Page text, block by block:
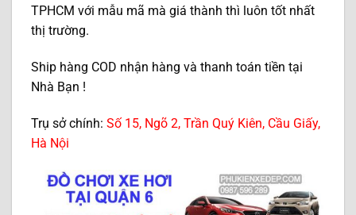
TPHCM với mẫu mã mà giá thành thì luôn tốt nhất
thị trường.
Ship hàng COD nhận hàng và thanh toán tiền tại
Nhà Bạn !
Trụ sở chính: Số 15, Ngõ 2, Trần Quý Kiên, Cầu Giấy,
Hà Nội